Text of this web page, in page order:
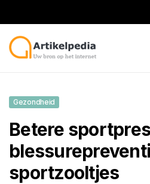
Gezondheid
Betere
sportzooltjes